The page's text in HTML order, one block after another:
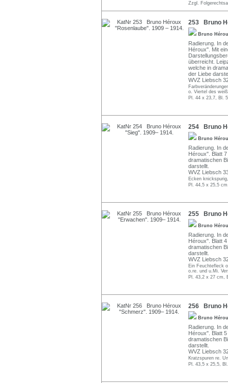
Zzgl.
253 Bruno
Bruno
Radierung. In
Héroux". Mit
überreicht.
welche in
der Liebe
WVZ Liebsch
o. Viertel des
Pl. 44 x 23,7, Bl.
254 Bruno
Bruno
Radierung. In
Héroux". Blatt
dramatischen
darstellt.
WVZ Liebsch
Ecken
Pl. 44,5 x 25,5
255 Bruno
Bruno
Radierung. In
Héroux". Blatt
dramatischen
darstellt.
WVZ Liebsch
Ein Feuchtefleck
o.re. und u.Mi.
Pl. 43,2 x 27 cm,
256 Bruno
Bruno
Radierung. In
Héroux". Blatt
dramatischen
darstellt.
WVZ Liebsch
Kratzspuren re.
Pl. 43,5 x 25,5,